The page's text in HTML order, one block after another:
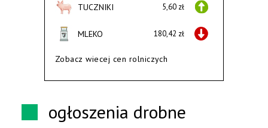
TUCZNIKI 5,60 zł
MLEKO 180,42 zł
Zobacz wiecej cen rolniczych
ogłoszenia drobne